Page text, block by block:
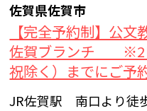
佐賀県佐賀市
【完全予約制】公
佐賀ブランチ ※2
祝除く）までにご予
JR佐賀駅 南口より徒